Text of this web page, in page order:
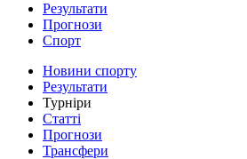
Результати
Прогнози
Спорт
Новини спорту
Результати
Турніри
Статті
Прогнози
Трансфери